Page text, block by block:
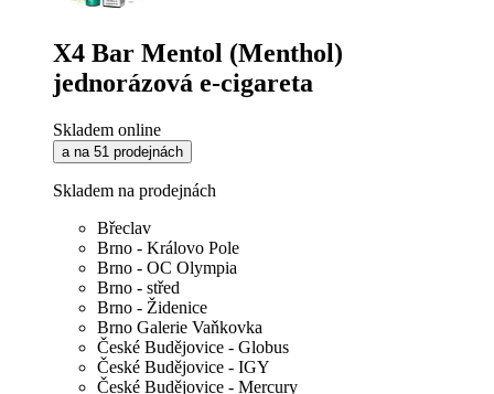
X4 Bar Mentol (Menthol)
jednorázová e-cigareta
Skladem online
a na 51 prodejnách
Skladem na prodejnách
Břeclav
Brno - Královo Pole
Brno - OC Olympia
Brno - střed
Brno - Židenice
Brno Galerie Vaňkovka
České Budějovice - Globus
České Budějovice - IGY
České Budějovice - Mercury